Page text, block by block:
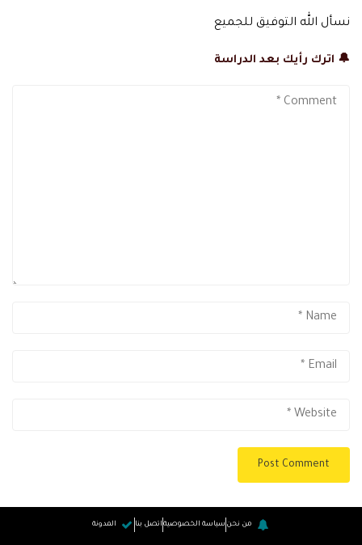
نسأل الله التوفيق للجميع
🔔 اترك رأيك بعد الدراسة
من نحن سياسة الخصوصية اتصل بنا المدونة